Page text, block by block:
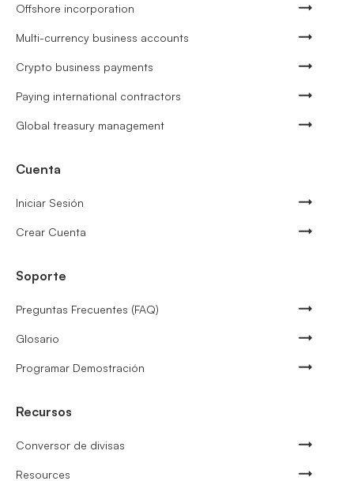
Offshore incorporation
Multi-currency business accounts
Crypto business payments
Paying international contractors
Global treasury management
Cuenta
Iniciar Sesión
Crear Cuenta
Soporte
Preguntas Frecuentes (FAQ)
Glosario
Programar Demostración
Recursos
Conversor de divisas
Resources